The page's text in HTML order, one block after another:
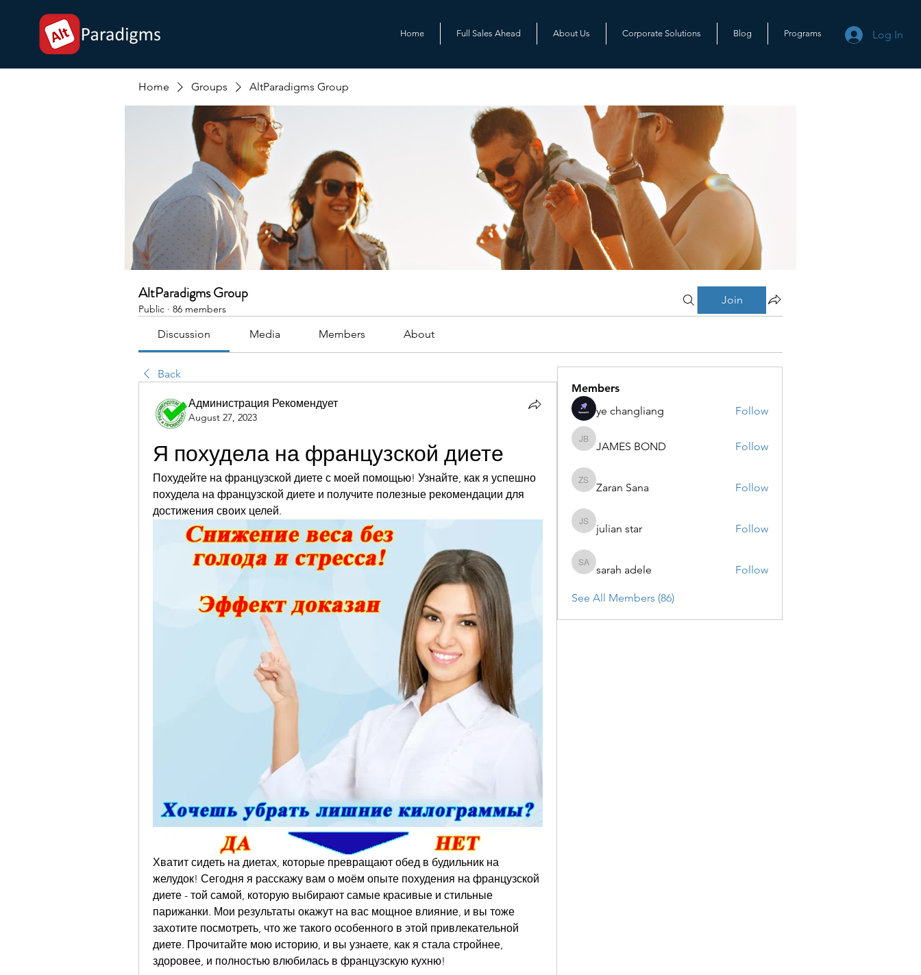
Home Full Sales Ahead About Us Corporate Solutions Blog Programs Log In
Home Groups AltParadigms Group
AltParadigms Group
Public · 86 members
Join
Discussion Media Members About
Back
Администрация Рекомендует
August 27, 2023
Я похудела на французской диете
Похудейте на французской диете с моей помощью! Узнайте, как я успешно
похудела на французской диете и получите полезные рекомендации для
достижения своих целей.
Хватит сидеть на диетах, которые превращают обед в будильник на
желудок! Сегодня я расскажу вам о моём опыте похудения на французской
диете - той самой, которую выбирают самые красивые и стильные
парижанки. Мои результаты окажут на вас мощное влияние, и вы тоже
захотите посмотреть, что же такого особенного в этой привлекательной
диете. Прочитайте мою историю, и вы узнаете, как я стала стройнее,
здоровее, и полностью влюбилась в французскую кухню!
Members
ye changliang
Follow
JAMES BOND
JAMES BOND Follow
Zaran Sana
Zaran Sana Follow
julian star
julian star Follow
sarah adele
sarah adele Follow
See All Members (86)